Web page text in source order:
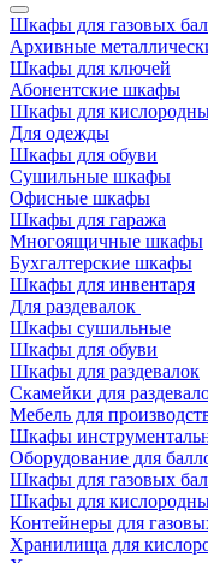
Шкафы для газовых
Архивные
Шкафы для ключей
Абонентские шкафы
Шкафы для
Для одежды
Шкафы для обуви
Сушильные шкафы
Офисные шкафы
Шкафы для гаража
Многоящичные шкафы
Бухгалтерские шкафы
Шкафы для инвентаря
Для раздевалок
Шкафы сушильные
Шкафы для обуви
Шкафы для раздевалок
Скамейки для
Мебель для
Шкафы
Оборудование для
Шкафы для газовых
Шкафы для
Контейнеры для
Хранилища для